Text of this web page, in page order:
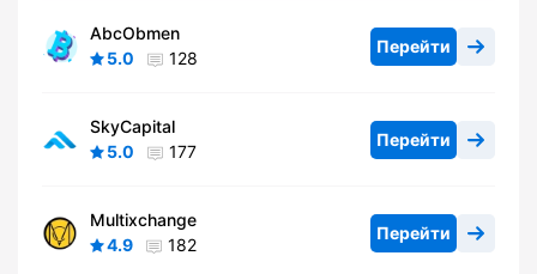
AbcObmen
5.0
128
Перейти
SkyCapital
5.0
177
Перейти
Multixchange
4.9
182
Перейти